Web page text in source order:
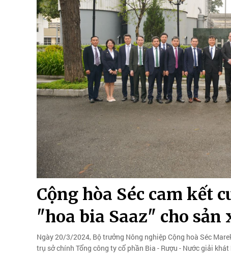
Cộng hòa Séc cam kết
"hoa bia Saaz" cho sản
Ngày 20/3/2024, Bộ trưởng Nông nghiệp Cộng hoà Séc
trụ sở chính Tổng công ty cổ phần Bia - Rượu - Nước giải khát